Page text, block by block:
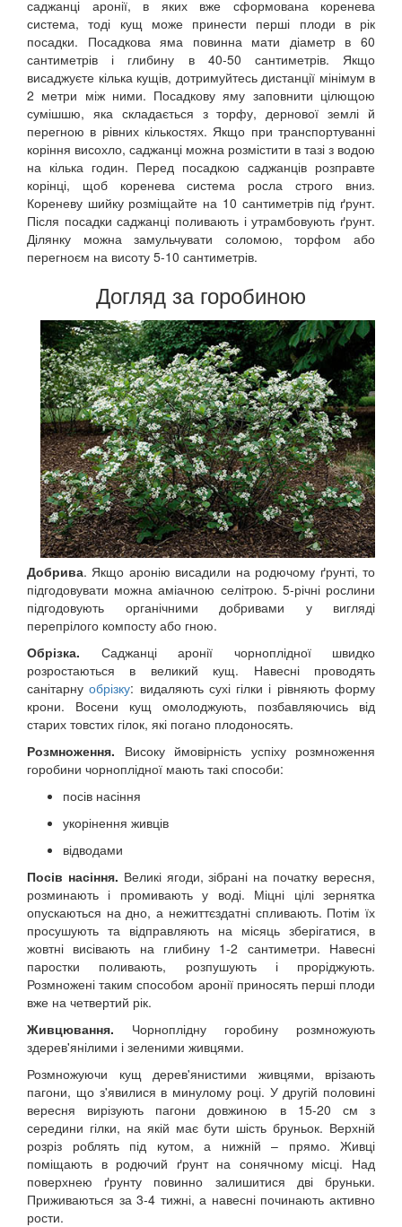
саджанці аронії, в яких вже сформована коренева
система, тоді кущ може принести перші плоди в рік
посадки. Посадкова яма повинна мати діаметр в 60
сантиметрів і глибину в 40-50 сантиметрів. Якщо
висаджуєте кілька кущів, дотримуйтесь дистанції мінімум в
2 метри між ними. Посадкову яму заповнити цілющою
сумішшю, яка складається з торфу, дернової землі й
перегною в рівних кількостях. Якщо при транспортуванні
коріння висохло, саджанці можна розмістити в тазі з водою
на кілька годин. Перед посадкою саджанців розправте
корінці, щоб коренева система росла строго вниз.
Кореневу шийку розміщайте на 10 сантиметрів під ґрунт.
Після посадки саджанці поливають і утрамбовують ґрунт.
Ділянку можна замульчувати соломою, торфом або
перегноєм на висоту 5-10 сантиметрів.
Догляд за горобиною
Добрива. Якщо аронію висадили на родючому ґрунті, то
підгодовувати можна аміачною селітрою. 5-річні рослини
підгодовують органічними добривами у вигляді
перепрілого компосту або гною.
Обрізка. Саджанці аронії чорноплідної швидко
розростаються в великий кущ. Навесні проводять
санітарнуобрізку: видаляють сухі гілки і рівняють форму
крони. Восени кущ омолоджують, позбавляючись від
старих товстих гілок, які погано плодоносять.
Розмноження. Високу ймовірність успіху розмноження
горобини чорноплідної мають такі способи:
посів насіння
укорінення живців
відводами
Посів насіння. Великі ягоди, зібрані на початку вересня,
розминають і промивають у воді. Міцні цілі зернятка
опускаються на дно, а нежиттєздатні спливають. Потім їх
просушують та відправляють на місяць зберігатися, в
жовтні висівають на глибину 1-2 сантиметри. Навесні
паростки поливають, розпушують і проріджують.
Розмножені таким способом аронії приносять перші плоди
вже на четвертий рік.
Живцювання. Чорноплідну горобину розмножують
здерев'янілими і зеленими живцями.
Розмножуючи кущ дерев'янистими живцями, врізають
пагони, що з'явилися в минулому році. У другій половині
вересня вирізують пагони довжиною в 15-20 см з
середини гілки, на якій має бути шість бруньок. Верхній
розріз роблять під кутом, а нижній – прямо. Живці
поміщають в родючий ґрунт на сонячному місці. Над
поверхнею ґрунту повинно залишитися дві бруньки.
Приживаються за 3-4 тижні, а навесні починають активно
рости.